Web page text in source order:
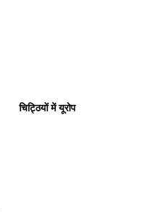
चिट्ठियों में यूरोप